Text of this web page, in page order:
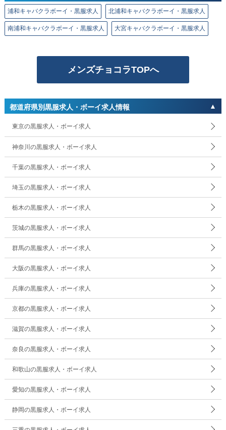
浦和キャバクラボーイ・黒服求人 北浦和キャバクラボーイ・黒服求人
南浦和キャバクラボーイ・黒服求人 大宮キャバクラボーイ・黒服求人
メンズチョコラTOPへ
都道府県別黒服求人・ボーイ求人情報
東京の黒服求人・ボーイ求人
神奈川の黒服求人・ボーイ求人
千葉の黒服求人・ボーイ求人
埼玉の黒服求人・ボーイ求人
栃木の黒服求人・ボーイ求人
茨城の黒服求人・ボーイ求人
群馬の黒服求人・ボーイ求人
大阪の黒服求人・ボーイ求人
兵庫の黒服求人・ボーイ求人
京都の黒服求人・ボーイ求人
滋賀の黒服求人・ボーイ求人
奈良の黒服求人・ボーイ求人
和歌山の黒服求人・ボーイ求人
愛知の黒服求人・ボーイ求人
静岡の黒服求人・ボーイ求人